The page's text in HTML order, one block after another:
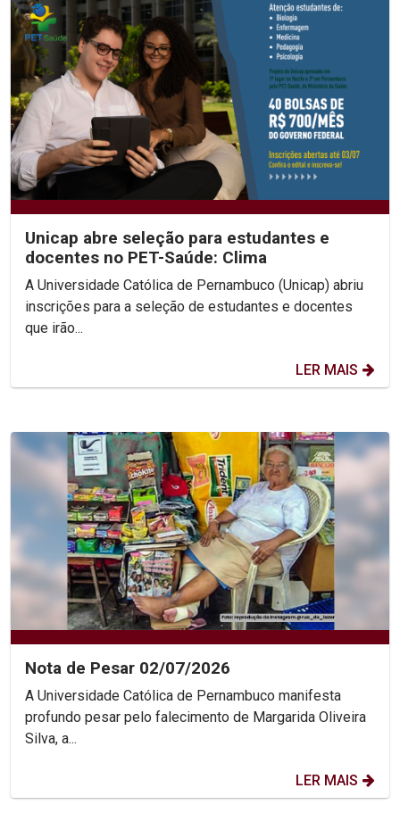
Unicap abre seleção para estudantes e
docentes no PET-Saúde: Clima
A Universidade Católica de Pernambuco (Unicap) abriu
inscrições para a seleção de estudantes e docentes
que irão...
LER MAIS
Nota de Pesar 02/07/2026
A Universidade Católica de Pernambuco manifesta
profundo pesar pelo falecimento de Margarida Oliveira
Silva, a...
LER MAIS